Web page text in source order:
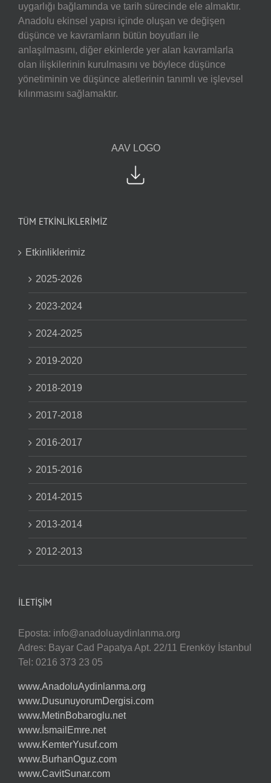
uygarlığı bağlamında ve tarih sürecinde ele almaktır.
Anadolu ekinsel yapısı içinde oluşan ve değişen
düşünce ve kavramların bütün boyutları ile
anlaşılmasını, diğer ekinlerde yer alan kavramlarla
olan ilişkilerinin kurulmasını ve böylece düşünce
yönetiminin ve düşünce aletlerinin tanımlı ve işlevsel
kılınmasını sağlamaktır.
AAV LOGO
TÜM ETKİNLİKLERİMİZ
Etkinliklerimiz
2025-2026
2023-2024
2024-2025
2019-2020
2018-2019
2017-2018
2016-2017
2015-2016
2014-2015
2013-2014
2012-2013
İLETIŞIM
Eposta: info@anadoluaydinlanma.org
Adres: Bayar Cad Papatya Apt. 22/11 Erenköy İstanbul
Tel: 0216 373 23 05
www.AnadoluAydinlanma.org
www.DusunuyorumDergisi.com
www.MetinBobaroglu.net
www.İsmailEmre.net
www.KemterYusuf.com
www.BurhanOguz.com
www.CavitSunar.com